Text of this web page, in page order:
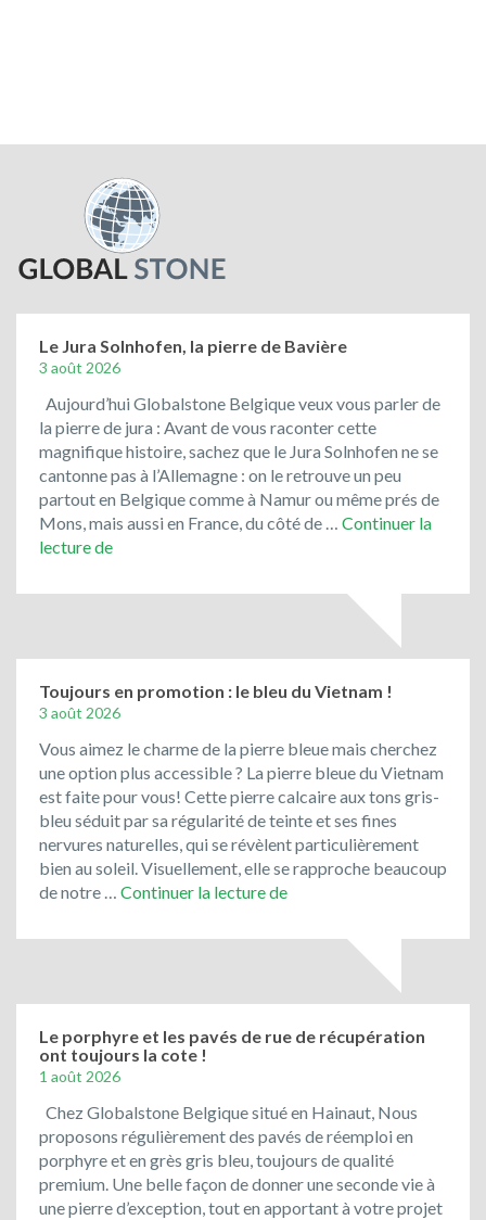
Le Jura Solnhofen, la pierre de Bavière
3 août 2026
Aujourd’hui Globalstone Belgique veux vous parler de
la pierre de jura : Avant de vous raconter cette
magnifique histoire, sachez que le Jura Solnhofen ne se
cantonne pas à l’Allemagne : on le retrouve un peu
partout en Belgique comme à Namur ou même prés de
Mons, mais aussi en France, du côté de … Continuer la
lecture deLe
Solnhofen,
de
Bavière
Toujours en promotion : le bleu du Vietnam !
3 août 2026
Vous aimez le charme de la pierre bleue mais cherchez
une option plus accessible ? La pierre bleue du Vietnam
est faite pour vous! Cette pierre calcaire aux tons gris-
bleu séduit par sa régularité de teinte et ses fines
nervures naturelles, qui se révèlent particulièrement
bien au soleil. Visuellement, elle se rapproche beaucoup
de notre … Continuer la lecture deToujours
promotion
bleu
du
Le porphyre et les pavés de rue de récupération
ont toujours la cote !
1 août 2026
Chez Globalstone Belgique situé en Hainaut, Nous
proposons régulièrement des pavés de réemploi en
porphyre et en grès gris bleu, toujours de qualité
premium. Une belle façon de donner une seconde vie à
une pierre d’exception, tout en apportant à votre projet